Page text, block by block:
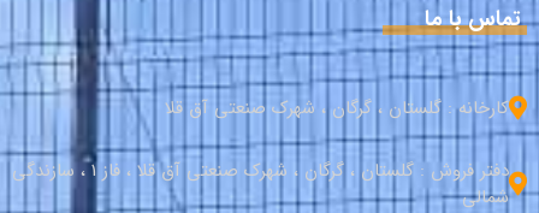
تماس با ما
کارخانه : گلستان ، گرگان ، شهرک صنعتی آق قلا
دفتر فروش : گلستان ، گرگان ، شهرک صنعتی آق قلا ، فاز 1 ، سازندگی
شمالی